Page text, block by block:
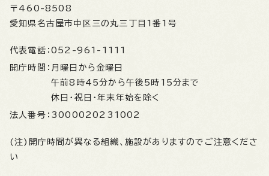
〒460-8508
愛知県名古屋市中区三の丸三丁目1番1号
代表電話： 052-961-1111
開庁時間： 月曜日から金曜日
午前8時45分から午後5時15分まで
休日・祝日・年末年始を除く
法人番号： 3000020231002
(注)開庁時間が異なる組織、施設がありますのでご注意くださ
い